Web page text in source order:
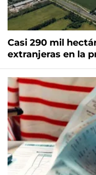
Casi 290 mil
extranjeras en la